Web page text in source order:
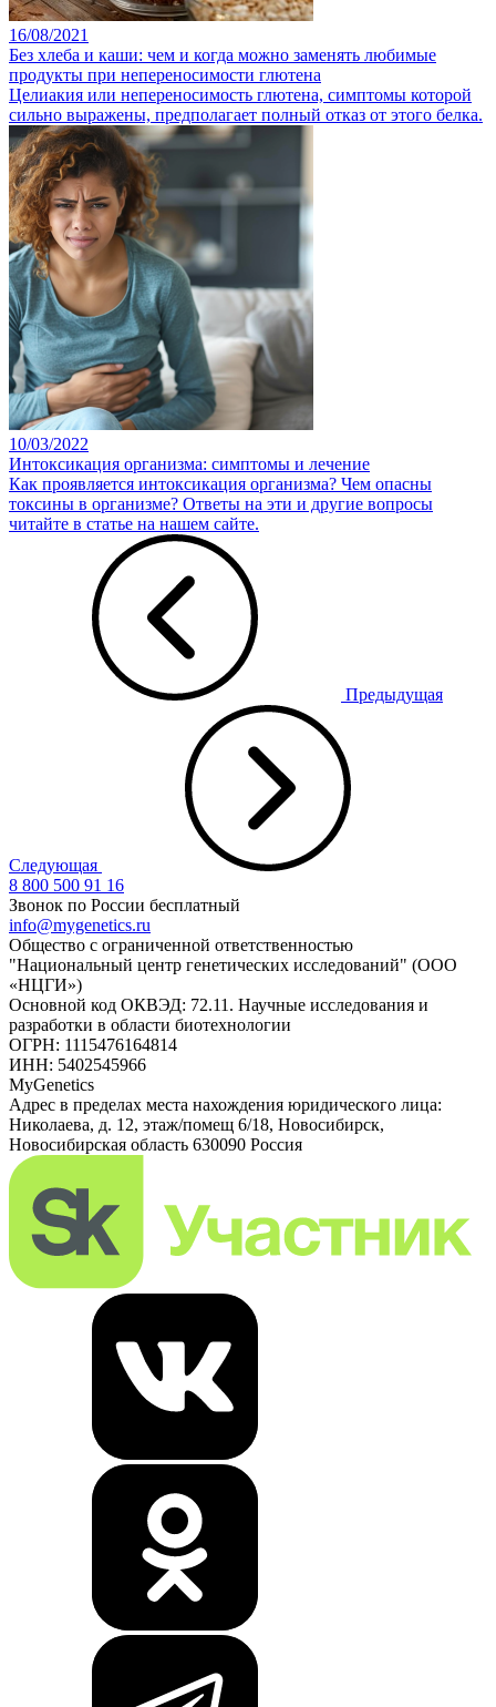
16/08/2021
Без хлеба и каши: чем и когда можно заменять любимые
продукты при непереносимости глютена
Целиакия или непереносимость глютена, симптомы которой
сильно выражены, предполагает полный отказ от этого белка.
10/03/2022
Интоксикация организма: симптомы и лечение
Как проявляется интоксикация организма? Чем опасны
токсины в организме? Ответы на эти и другие вопросы
читайте в статье на нашем сайте.
Предыдущая
Следующая
8 800 500 91 16
Звонок по России бесплатный
info@mygenetics.ru
Общество с ограниченной ответственностью
"Национальный центр генетических исследований" (ООО
«НЦГИ»)
Основной код ОКВЭД: 72.11. Научные исследования и
разработки в области биотехнологии
ОГРН: 1115476164814
ИНН: 5402545966
MyGenetics
Адрес в пределах места нахождения юридического лица:
Николаева, д. 12, этаж/помещ 6/18, Новосибирск,
Новосибирская область 630090 Россия